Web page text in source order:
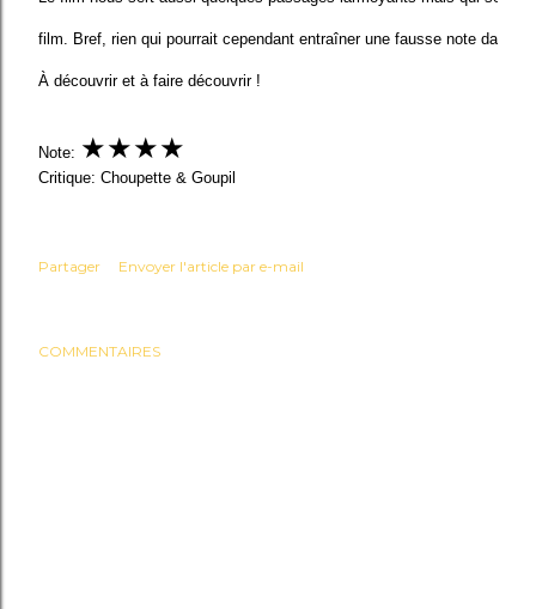
film. Bref, rien qui pourrait cependant entraîner une fausse note dans
À découvrir et à faire découvrir !
Note: ★★★★
Critique: Choupette & Goupil
Partager Envoyer l'article par e-mail
COMMENTAIRES